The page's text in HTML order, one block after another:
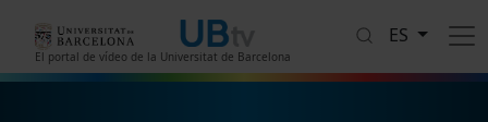
El portal de vídeo de la Universitat de Barcelona
ES